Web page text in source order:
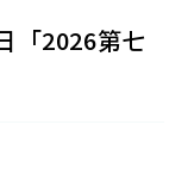
「2026第七